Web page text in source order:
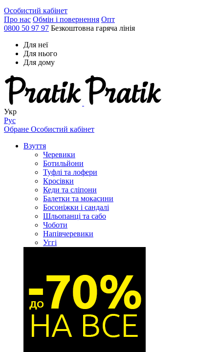
Особистий кабінет
Про нас Обмін і повернення Опт
0800 50 97 97 Безкоштовна гаряча лінія
Для неї
Для нього
Для дому
Укр
Рус
Обране Особистий кабінет
Взуття
Черевики
Ботильйони
Туфлі та лофери
Кросівки
Кеди та сліпони
Балетки та мокасини
Босоніжки і сандалі
Шльопанці та сабо
Чоботи
Напівчеревики
Уггі